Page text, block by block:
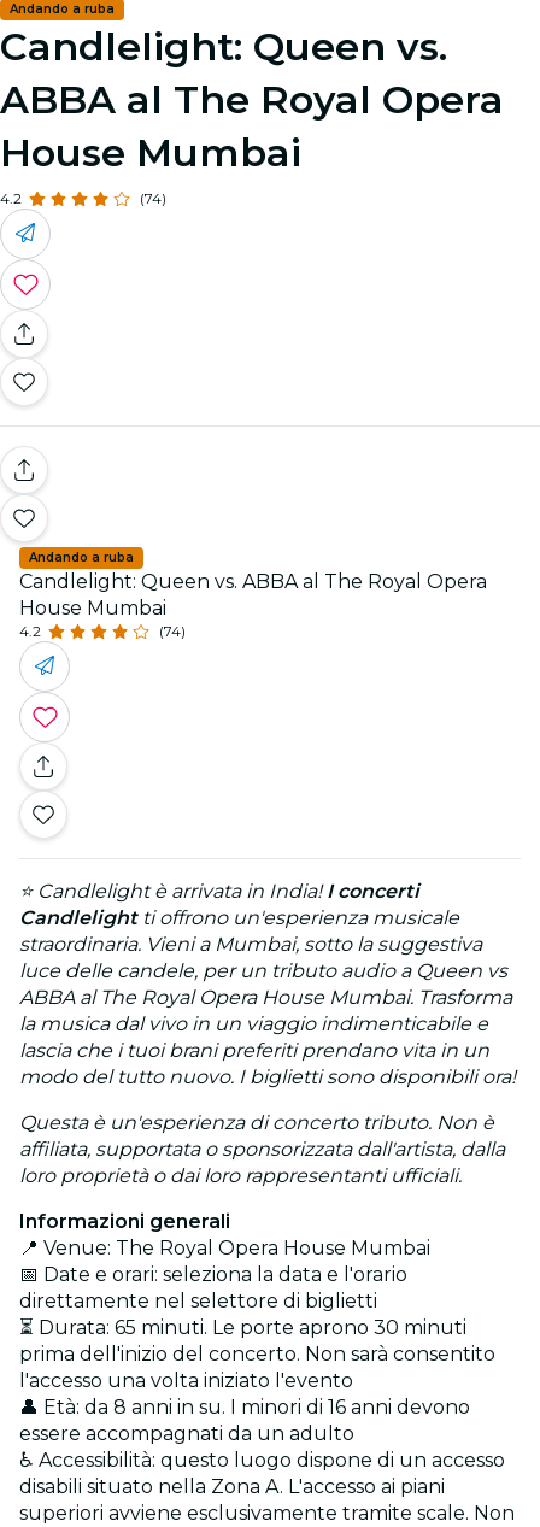
Andando a ruba
Candlelight: Queen vs.
ABBA al The Royal Opera
House Mumbai
4.2 (74)
Andando a ruba
Candlelight: Queen vs. ABBA al The Royal Opera
House Mumbai
4.2 (74)
⭐ Candlelight è arrivata in India!I concerti
Candlelightti offrono un'esperienza musicale
straordinaria. Vieni a Mumbai, sotto la suggestiva
luce delle candele, per un tributo audio a Queen vs
ABBA al The Royal Opera House Mumbai. Trasforma
la musica dal vivo in un viaggio indimenticabile e
lascia che i tuoi brani preferiti prendano vita in un
modo del tutto nuovo. I biglietti sono disponibili ora!
Questa è un'esperienza di concerto tributo. Non è
affiliata, supportata o sponsorizzata dall'artista, dalla
loro proprietà o dai loro rappresentanti ufficiali.
Informazioni generali
📍 Venue: The Royal Opera House Mumbai
📅 Date e orari: seleziona la data e l'orario
direttamente nel selettore di biglietti
⏳ Durata: 65 minuti. Le porte aprono 30 minuti
prima dell'inizio del concerto. Non sarà consentito
l'accesso una volta iniziato l'evento
👤 Età: da 8 anni in su. I minori di 16 anni devono
essere accompagnati da un adulto
♿ Accessibilità: questo luogo dispone di un accesso
disabili situato nella Zona A. L'accesso ai piani
superiori avviene esclusivamente tramite scale. Non